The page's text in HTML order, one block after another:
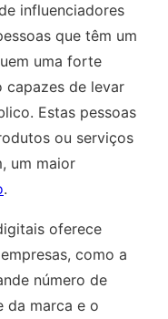
influenciadores
que têm um
uma forte
capazes de levar
Estas pessoas
ou serviços
um maior
.
oferece
como a
número de
da marca e o